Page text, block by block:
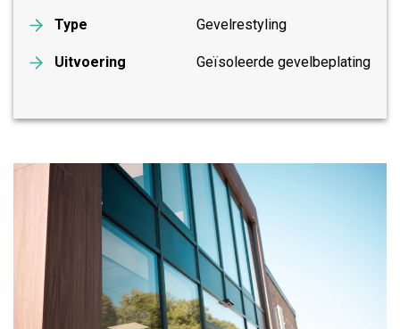
Type Gevelrestyling
Uitvoering Geïsoleerde gevelbeplating